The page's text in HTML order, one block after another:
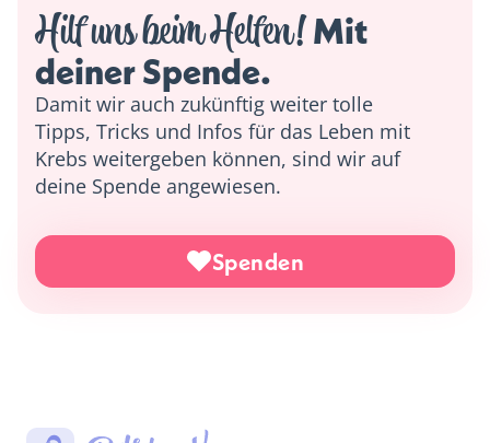
Hilf uns beim Helfen! Mit
deiner Spende.
Damit wir auch zukünftig weiter tolle
Tipps, Tricks und Infos für das Leben mit
Krebs weitergeben können, sind wir auf
deine Spende angewiesen.
Spenden